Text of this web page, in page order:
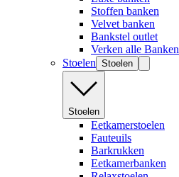
Stoffen banken
Velvet banken
Bankstel outlet
Verken alle Banken
Stoelen Stoelen
Stoelen
Eetkamerstoelen
Fauteuils
Barkrukken
Eetkamerbanken